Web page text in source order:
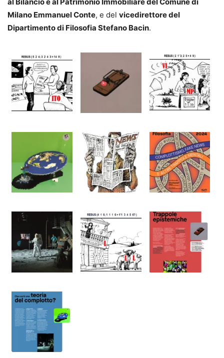
Milano Emmanuel Conte, e del vicedirettore del
Dipartimento di Filosofia Stefano Bacin.